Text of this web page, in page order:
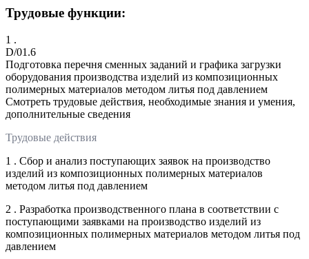
Трудовые функции:
1 .
D/01.6
Подготовка перечня сменных заданий и графика загрузки
оборудования производства изделий из композиционных
полимерных материалов методом литья под давлением
Смотреть трудовые действия, необходимые знания и умения,
дополнительные сведения
Трудовые действия
1 . Сбор и анализ поступающих заявок на производство
изделий из композиционных полимерных материалов
методом литья под давлением
2 . Разработка производственного плана в соответствии с
поступающими заявками на производство изделий из
композиционных полимерных материалов методом литья под
давлением